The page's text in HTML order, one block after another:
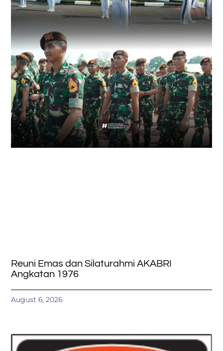
Reuni Emas dan Silaturahmi AKABRI
Angkatan 1976
August 6, 2026